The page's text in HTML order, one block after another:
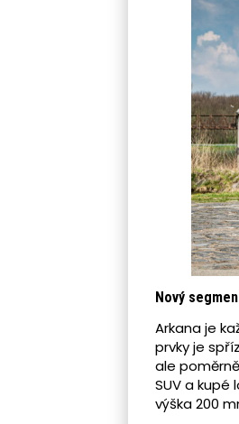
Nový
Arkana je
prvky je
ale
SUV a kupé
výška 200